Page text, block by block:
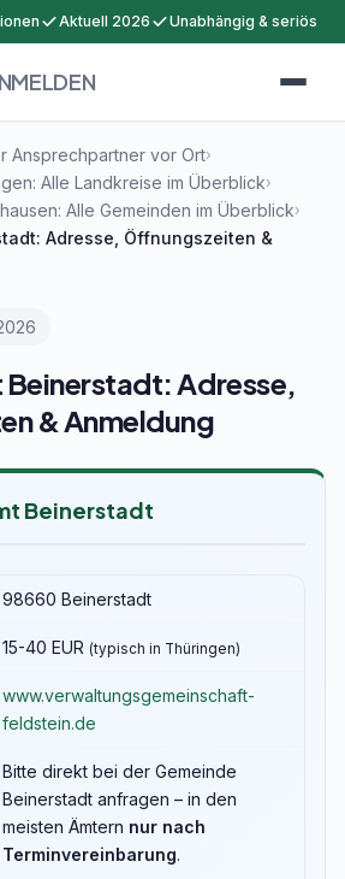
Aktuell 2026 Unabhängig & seriös
Ansprechpartner vor Ort›
Alle Landkreise im Überblick›
Alle Gemeinden im Überblick›
Adresse, Öffnungszeiten &
Adresse,
& Anmeldung
Beinerstadt
98660 Beinerstadt
15-40 EUR (typisch in Thüringen)
www.verwaltungsgemeinschaft-
feldstein.de
Bitte direkt bei der Gemeinde
Beinerstadt anfragen – in den
meisten Ämtern nur nach
Terminvereinbarung.